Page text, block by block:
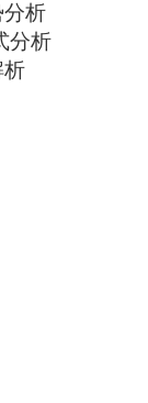
析
分析
析